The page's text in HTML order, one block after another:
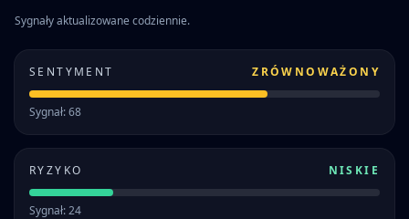
Sygnały aktualizowane codziennie.
SENTYMENT ZRÓWNOWAŻONY
Sygnał: 68
RYZYKO NISKIE
Sygnał: 24